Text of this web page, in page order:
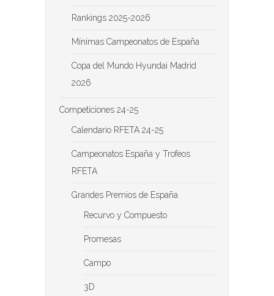
Rankings 2025-2026
Mínimas Campeonatos de España
Copa del Mundo Hyundai Madrid
2026
Competiciones 24-25
Calendario RFETA 24-25
Campeonatos España y Trofeos
RFETA
Grandes Premios de España
Recurvo y Compuesto
Promesas
Campo
3D